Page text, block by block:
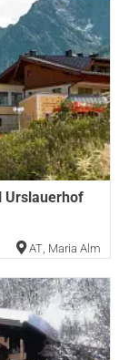
Urslauerhof
AT, Maria Alm